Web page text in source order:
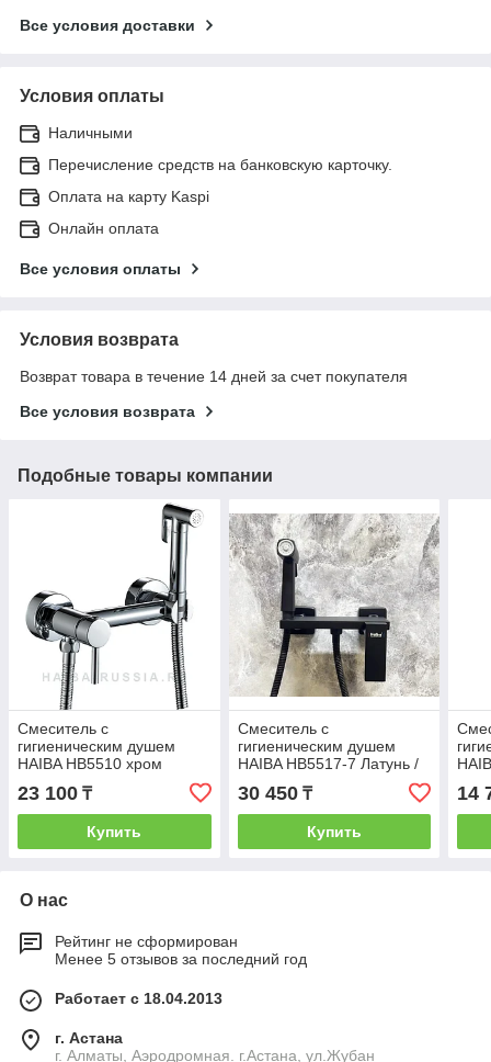
Все условия доставки
Условия оплаты
Наличными
Перечисление средств на банковскую карточку.
Оплата на карту Kaspi
Онлайн оплата
Все условия оплаты
Условия возврата
Возврат товара в течение 14 дней за счет покупателя
Все условия возврата
Подобные товары компании
Смеситель с
гигиеническим душем
HAIBA HB5510 хром
23 100 ₸
Купить
Смеситель с
гигиеническим душем
HAIBA HB5517-7 Латунь /
Черный матовый
30 450₸
Купить
14
О нас
Рейтинг не сформирован
Менее 5 отзывов за последний год
Работает с 18.04.2013
г. Астана
г. Алматы, Аэродромная. г.Астана, ул.Жубан